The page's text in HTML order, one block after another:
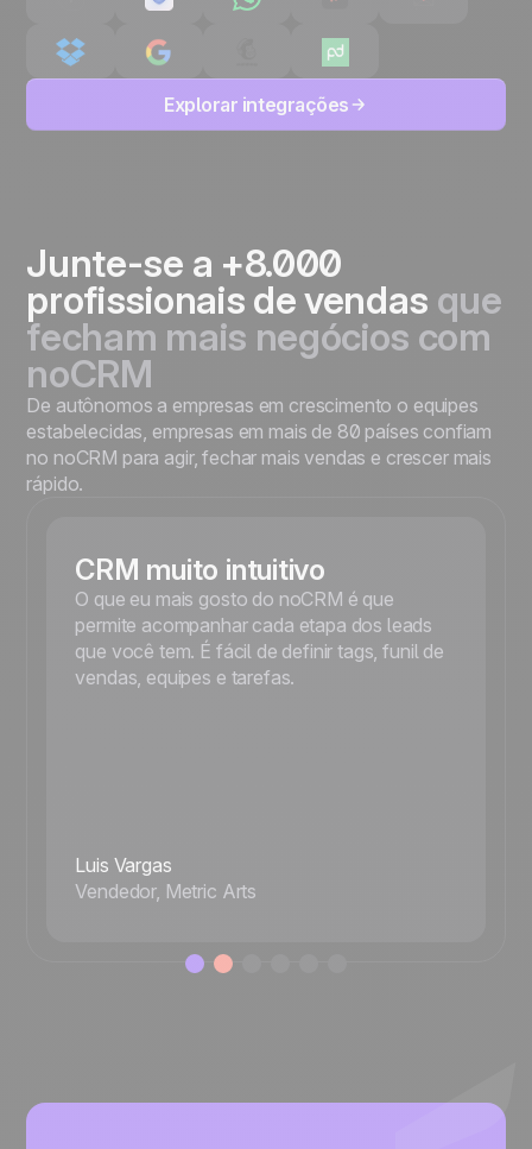
Explorar integrações
Junte-se a +8.000
profissionais de vendas que
fecham mais negócios com
noCRM
De autônomos a empresas em crescimento o equipes
estabelecidas, empresas em mais de 80 países confiam
no noCRM para agir, fechar mais vendas e crescer mais
rápido.
CRM muito intuitivo
O que eu mais gosto do noCRM é que
permite acompanhar cada etapa dos leads
que você tem. É fácil de definir tags, funil de
vendas, equipes e tarefas.
Luis Vargas
Vendedor, Metric Arts